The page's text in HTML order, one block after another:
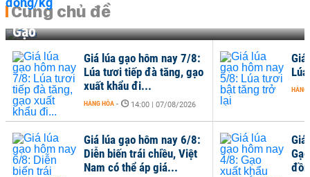
Cùng chủ đề
Gạo
Giá lúa gạo hôm nay 7/8:
Lúa tươi tiếp đà tăng, gạo
xuất khẩu đi...
HÀNG HÓA - 14:00 | 07/08/2026
Giá lúa gạo hôm nay 6/8:
Diễn biến trái chiều, Việt
Nam có thể áp giá...
HÀNG